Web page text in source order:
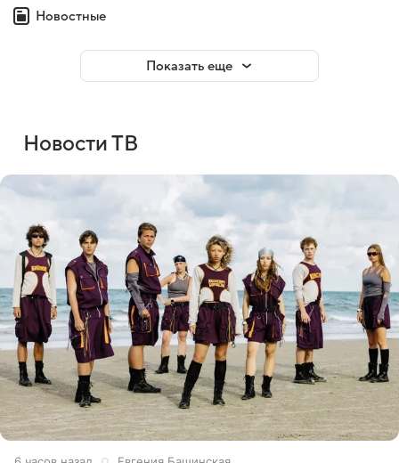
Новостные
Показать еще
Новости ТВ